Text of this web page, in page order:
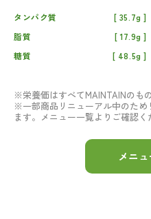
タンパク質
35.7g
脂質
17.9g
糖質
48.5g
※栄養価はすべてMAINTAINのも
※一部商品リニューアル中のた
ます。メニュー一覧よりご確認く
メニ